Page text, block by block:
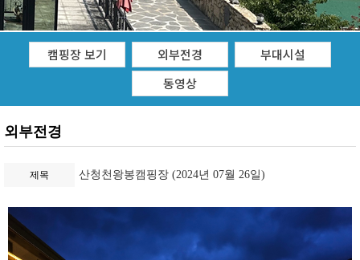
캠핑장 보기 외부전경
부대시설
동영상
외부전경
제목 산청천왕봉캠핑장 (2024년 07월 26일)